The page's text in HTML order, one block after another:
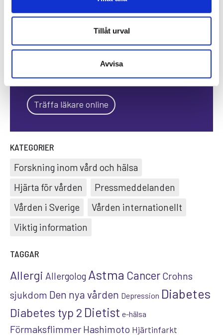
Tillåt urval
Avvisa
Specialistläkare online
Hos oss kan du träffa läkare som är
specialister på din sjukdom. Du kan
träffa en läkare direkt eller boka en tid
som passar dig.
Träffa läkare online
KATEGORIER
Forskning inom vård och hälsa
Hjärta för vården
Pressmeddelanden
Vården i Sverige
Vården internationellt
Viktig information
TAGGAR
Allergi Allergolog Astma Cancer Crohns
sjukdom Den nya vården Depression Diabetes
Diabetes typ 2 Dietist e-hälsa
Förmaksflimmer Hashimoto Hjärtinfarkt